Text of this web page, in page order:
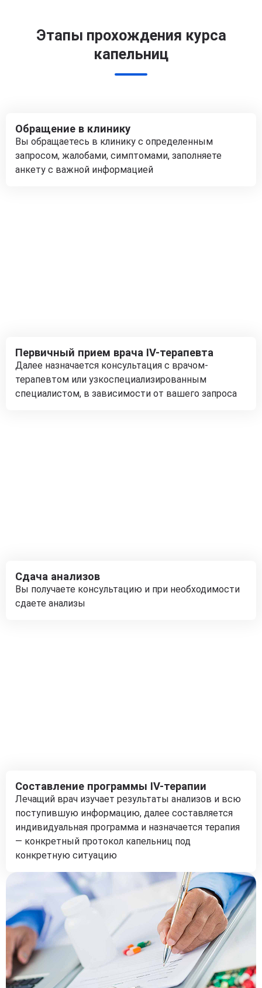
Этапы прохождения курса
капельниц
Обращение в клинику
Вы обращаетесь в клинику с определенным
запросом, жалобами, симптомами, заполняете
анкету с важной информацией
Первичный прием врача IV-терапевта
Далее назначается консультация с врачом-
терапевтом или узкоспециализированным
специалистом, в зависимости от вашего запроса
Сдача анализов
Вы получаете консультацию и при необходимости
сдаете анализы
Составление программы IV-терапии
Лечащий врач изучает результаты анализов и всю
поступившую информацию, далее составляется
индивидуальная программа и назначается терапия
— конкретный протокол капельниц под
конкретную ситуацию